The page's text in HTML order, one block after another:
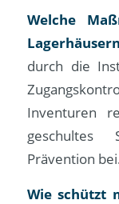
Welche
durch die
Inventuren
geschultes
Prävention
Wie schützt